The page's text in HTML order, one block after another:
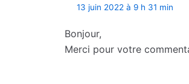
13 juin 2022 à 9 h 31 min
Bonjour,
Merci pour votre